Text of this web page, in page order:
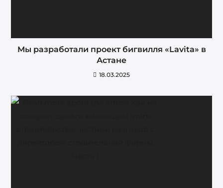
Мы разработали проект бигвилля «Lavita» в
Астане
18.03.2025